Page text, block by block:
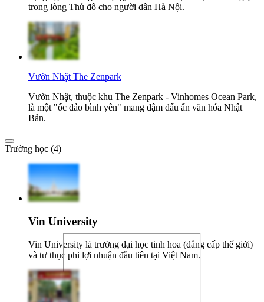
trong lòng Thủ đô cho người dân Hà Nội.
Vườn Nhật The Zenpark
Vườn Nhật, thuộc khu The Zenpark - Vinhomes Ocean Park,
là một "ốc đảo bình yên" mang đậm dấu ấn văn hóa Nhật
Bản.
Trường học (4)
Vin University
Vin University là trường đại học tinh hoa (đẳng cấp thế giới)
và tư thục phi lợi nhuận đầu tiên tại Việt Nam.